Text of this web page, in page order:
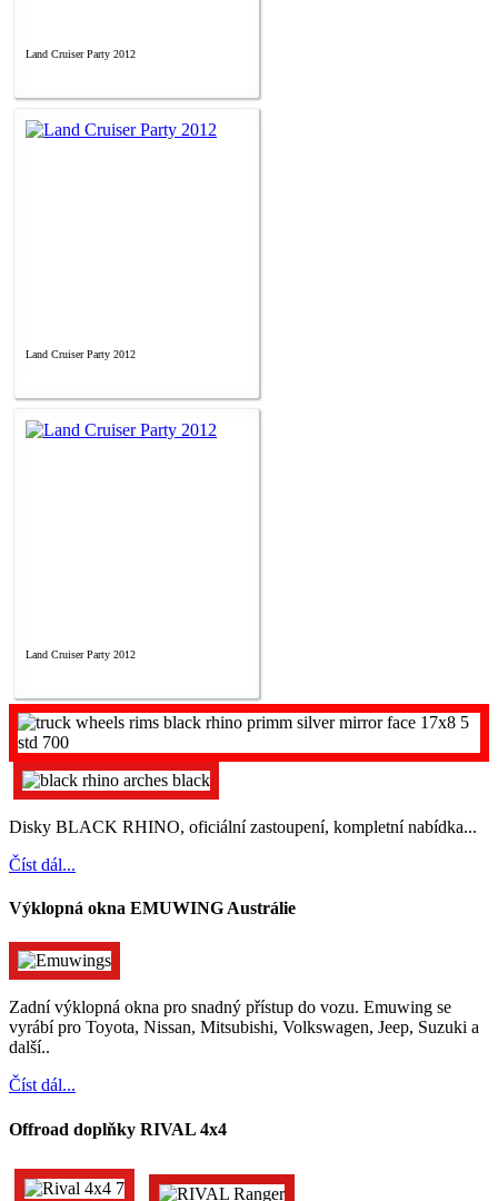
Land Cruiser Party 2012
Land Cruiser Party 2012
Land Cruiser Party 2012
Disky BLACK RHINO, oficiální zastoupení, kompletní nabídka...
Číst dál...
Výklopná okna EMUWING Austrálie
Zadní výklopná okna pro snadný přístup do vozu. Emuwing se
vyrábí pro Toyota, Nissan, Mitsubishi, Volkswagen, Jeep, Suzuki a
další..
Číst dál...
Offroad doplňky RIVAL 4x4